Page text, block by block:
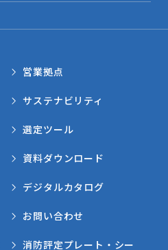
営業拠点
サステナビリティ
選定ツール
資料ダウンロード
デジタルカタログ
お問い合わせ
消防評定プレート・シー